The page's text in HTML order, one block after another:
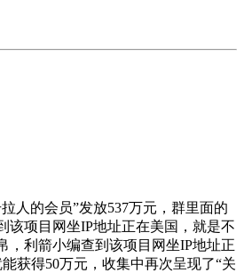
的会员”发放537万元，群里面的
该项目网坐IP地址正在美国，就是不
，利箭小编查到该项目网坐IP地址正
获得50万元，收集中再次呈现了“关